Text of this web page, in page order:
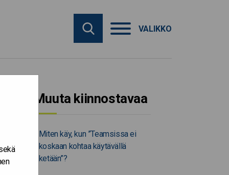
VALIKKO
Muuta kiinnostavaa
Miten käy, kun ”Teamsissa ei
koskaan kohtaa käytävällä
ketään”?